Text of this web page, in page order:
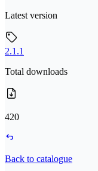
Latest version
2.1.1
Total downloads
420
Back to catalogue